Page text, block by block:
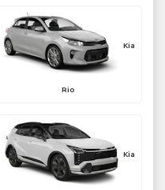
Kia
Rio
Kia